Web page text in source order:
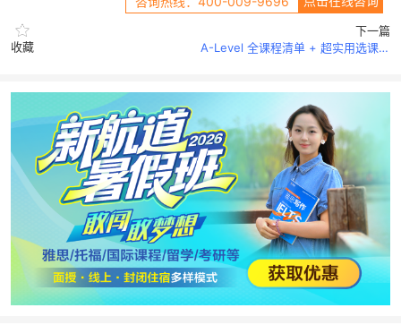
收藏
下一篇
A-Level 全课程清单 + 超实用选课指南